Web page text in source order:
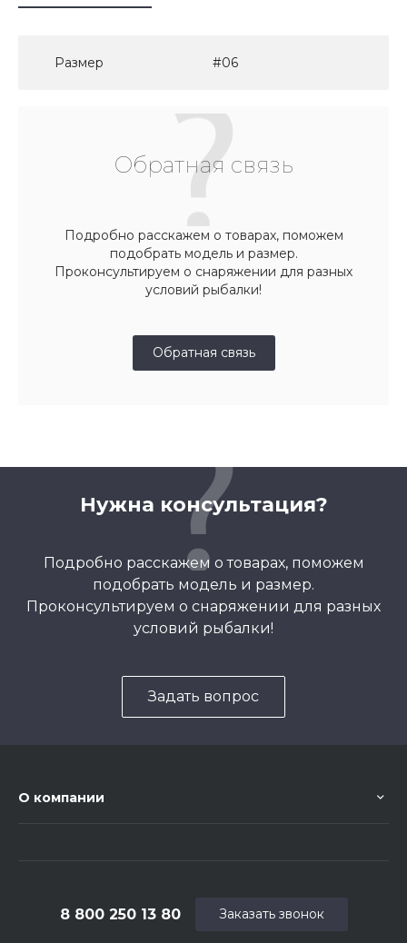
Размер #06
Обратная связь
Подробно расскажем о товарах, поможем
подобрать модель и размер.
Проконсультируем о снаряжении для разных
условий рыбалки!
Обратная связь
Нужна консультация?
Подробно расскажем о товарах, поможем
подобрать модель и размер.
Проконсультируем о снаряжении для разных
условий рыбалки!
Задать вопрос
О компании
8 800 250 13 80 Заказать звонок